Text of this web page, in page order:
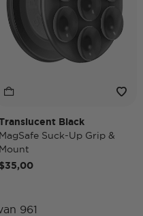
Black
MagSafe Suck-Up Grip &
Mount
$35,00
961